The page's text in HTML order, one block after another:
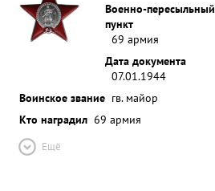
Военно-пересыльный
пункт
69 армия
Дата документа
07.01.1944
Воинское звание гв. майор
Кто наградил 69 армия
Ещё